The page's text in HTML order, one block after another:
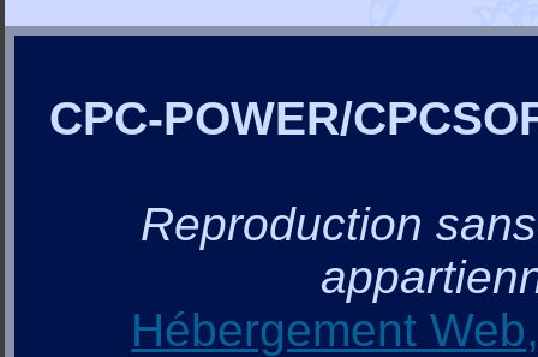
CPC-POWER/
Reproduction
Hébergement